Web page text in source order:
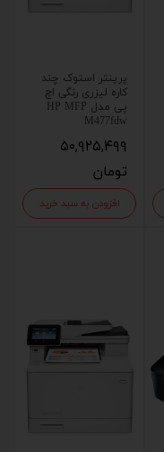
پرینتر استوک چند
کاره لیزری رنگی اچ
پی مدل HP MFP
M477fdw
۵۰,۹۲۵,۴۹۹
تومان
افزودن به سبد خرید